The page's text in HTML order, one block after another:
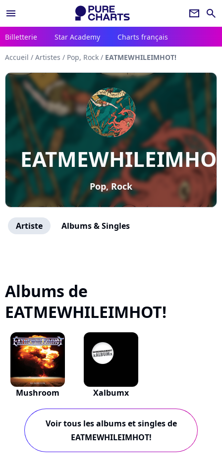
menu newsletter search
Billetterie Star Academy Charts français
Accueil / Artistes / Pop, Rock / EATMEWHILEIMHOT!
Pop, Rock
Artiste Albums & Singles
Albums de
EATMEWHILEIMHOT!
Mushroom Xalbumx
Voir tous les albums et singles de
EATMEWHILEIMHOT!